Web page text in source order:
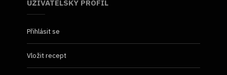
UŽIVATELSKÝ PROFIL
Přihlásit se
Vložit recept